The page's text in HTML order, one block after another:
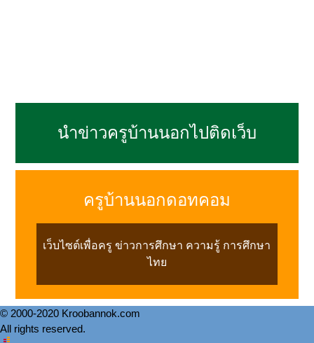
นำข่าวครูบ้านนอกไปติดเว็บ
ครูบ้านนอกดอทคอม
เว็บไซต์เพื่อครู ข่าวการศึกษา ความรู้ การศึกษา
ไทย
© 2000-2020 Kroobannok.com
All rights reserved.